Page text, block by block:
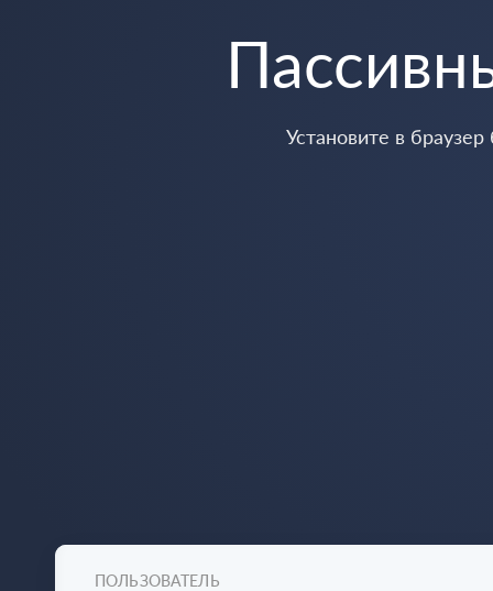
Установите в
ПОЛЬЗОВАТЕЛЬ